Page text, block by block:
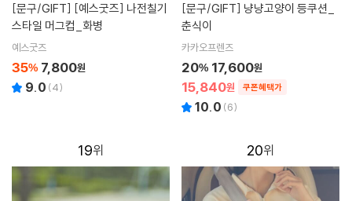
[문구/GIFT]
스타일 머그컵_화병
예스굿즈
35% 7,800원
9.0 (4)
[문구/GIFT]
춘식이
카카오프렌즈
15,840원 쿠폰혜택가
20% 17,600원
10.0 (6)
19 20